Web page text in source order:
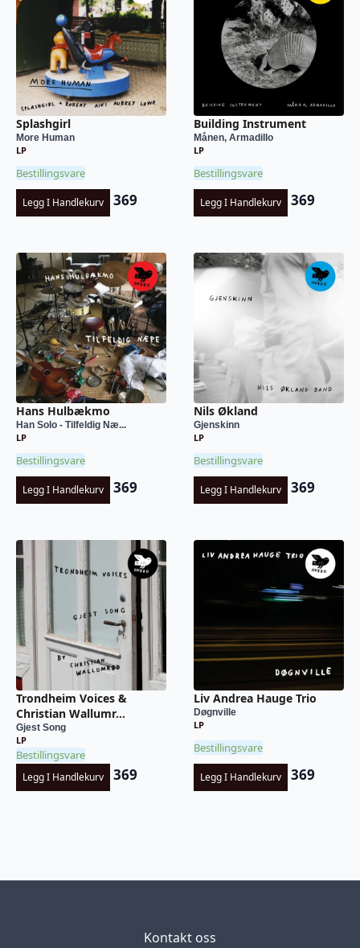
Splashgirl
More Human
LP
Bestillingsvare
Legg I Handlekurv 369
Building Instrument
Månen, Armadillo
LP
Bestillingsvare
Legg I Handlekurv 369
Hans Hulbækmo
Han Solo - Tilfeldig Næ...
LP
Bestillingsvare
Legg I Handlekurv 369
Nils Økland
Gjenskinn
LP
Bestillingsvare
Legg I Handlekurv 369
Trondheim Voices &
Christian Wallumr...
Gjest Song
LP
Bestillingsvare
Legg I Handlekurv 369
Liv Andrea Hauge Trio
Døgnville
LP
Bestillingsvare
Legg I Handlekurv 369
Kontakt oss